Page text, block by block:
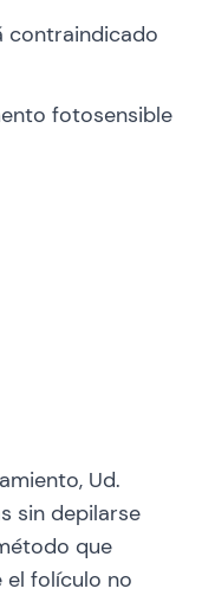
contraindicado
fotosensible
Ud.
sin depilarse
que
el folículo no